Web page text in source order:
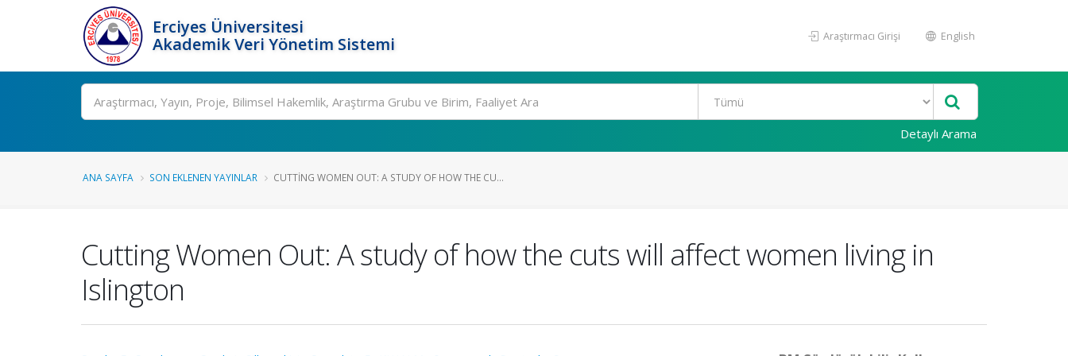
Erciyes Üniversitesi
Akademik Veri Yönetim Sistemi
Araştırmacı Girişi English
Ara
Detaylı Arama
ANA SAYFA SON EKLENEN YAYINLAR CUTTING WOMEN OUT: A STUDY OF HOW THE CU...
Cutting Women Out: A study of how the cuts will affect women living in
Islington